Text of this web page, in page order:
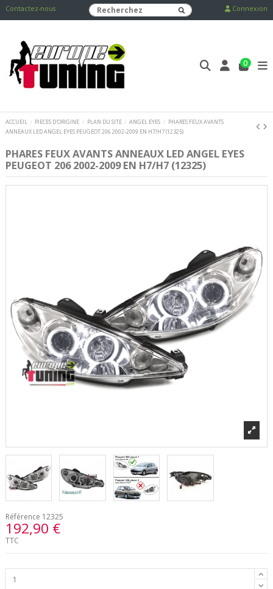
Contactez-nous Connexion
0
ACCUEIL PIECES D'ORIGINE PLAN DU SITE ANGEL EYES
PHARES FEUX AVANTS
ANNEAUX LED ANGEL EYES PEUGEOT 206 2002-2009 EN H7/H7 (12325)
PHARES FEUX AVANTS ANNEAUX LED ANGEL EYES
PEUGEOT 206 2002-2009 EN H7/H7 (12325)
Référence 12325
192,90 €
TTC